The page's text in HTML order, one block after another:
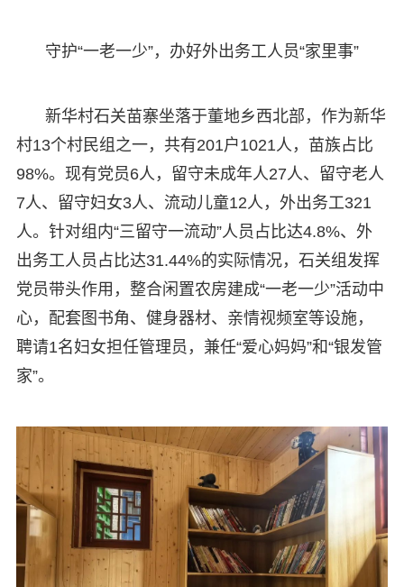
守护“一老一少”，办好外出务工人员“家里事”
新华村石关苗寨坐落于董地乡西北部，作为新华
村13个村民组之一，共有201户1021人，苗族占比
98%。现有党员6人，留守未成年人27人、留守老人
7人、留守妇女3人、流动儿童12人，外出务工321
人。针对组内“三留守一流动”人员占比达4.8%、外
出务工人员占比达31.44%的实际情况，石关组发挥
党员带头作用，整合闲置农房建成“一老一少”活动中
心，配套图书角、健身器材、亲情视频室等设施，
聘请1名妇女担任管理员，兼任“爱心妈妈”和“银发管
家”。